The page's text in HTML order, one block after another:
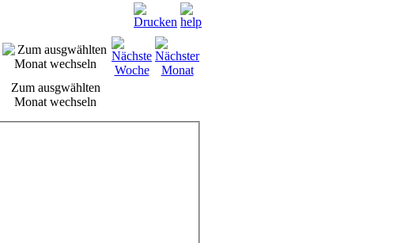
Zum ausgwählten
Monat wechseln